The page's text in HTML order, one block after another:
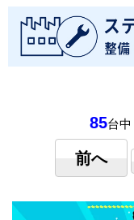
85台中
前へ